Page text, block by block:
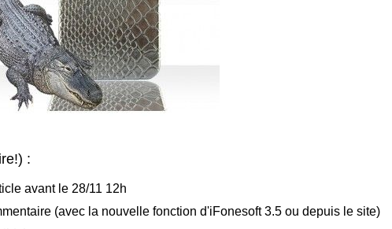
:
avant le 28/11 12h
(avec la nouvelle fonction d'iFonesoft 3.5 ou depuis le site)